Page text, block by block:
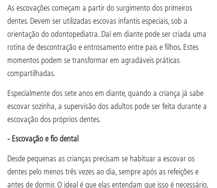
As escovações começam a partir do surgimento dos primeiros
dentes. Devem ser utilizadas escovas infantis especiais, sob a
orientação do odontopediatra. Daí em diante pode ser criada uma
rotina de descontração e entrosamento entre pais e filhos. Estes
momentos podem se transformar em agradáveis práticas
compartilhadas.
Especialmente dos sete anos em diante, quando a criança já sabe
escovar sozinha, a supervisão dos adultos pode ser feita durante a
escovação dos próprios dentes.
- Escovação e fio dental
Desde pequenas as crianças precisam se habituar a escovar os
dentes pelo menos três vezes ao dia, sempre após as refeições e
antes de dormir. O ideal é que elas entendam que isso é necessário,